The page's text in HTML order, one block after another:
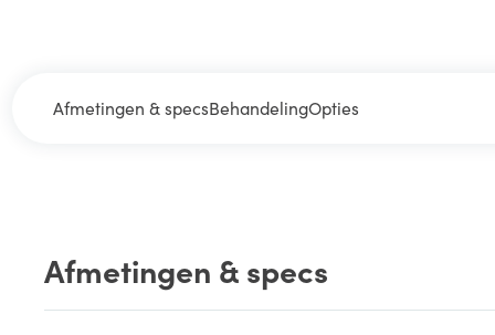
Afmetingen & specsBehandelingOpties
Afmetingen & specs